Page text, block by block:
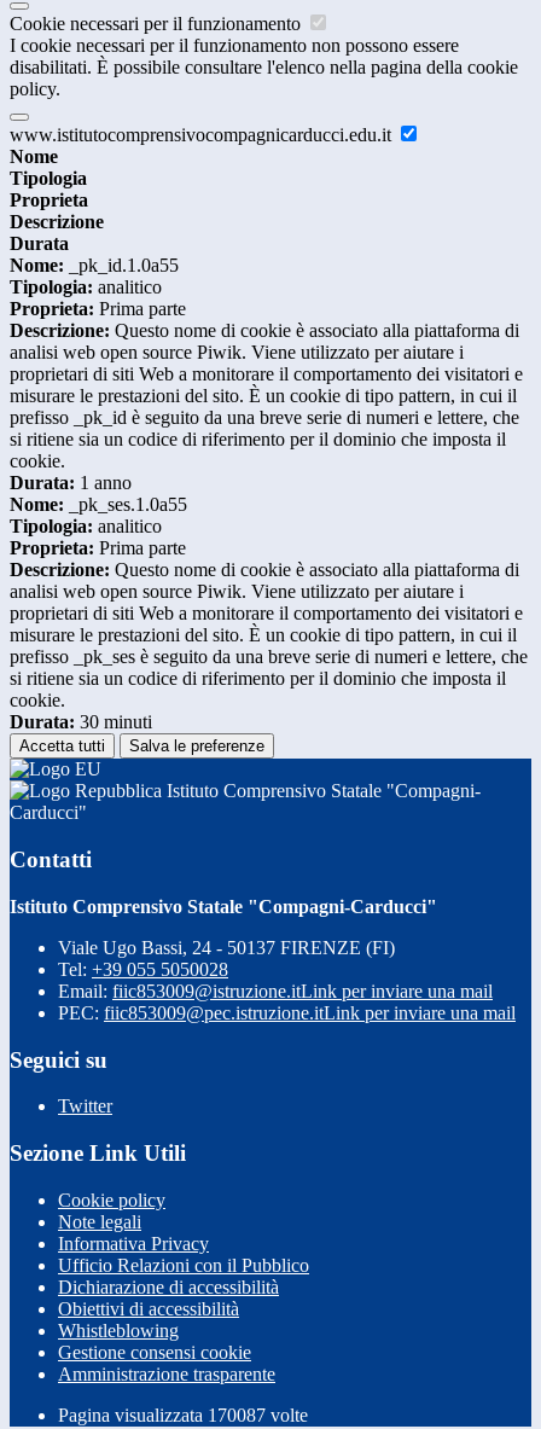
Cookie necessari per il funzionamento
I cookie necessari per il funzionamento non possono essere
disabilitati. È possibile consultare l'elenco nella pagina della cookie
policy.
www.istitutocomprensivocompagnicarducci.edu.it
Nome
Tipologia
Proprieta
Descrizione
Durata
Nome: _pk_id.1.0a55
Tipologia: analitico
Proprieta: Prima parte
Descrizione: Questo nome di cookie è associato alla piattaforma di
analisi web open source Piwik. Viene utilizzato per aiutare i
proprietari di siti Web a monitorare il comportamento dei visitatori e
misurare le prestazioni del sito. È un cookie di tipo pattern, in cui il
prefisso _pk_id è seguito da una breve serie di numeri e lettere, che
si ritiene sia un codice di riferimento per il dominio che imposta il
cookie.
Durata: 1 anno
Nome: _pk_ses.1.0a55
Tipologia: analitico
Proprieta: Prima parte
Descrizione: Questo nome di cookie è associato alla piattaforma di
analisi web open source Piwik. Viene utilizzato per aiutare i
proprietari di siti Web a monitorare il comportamento dei visitatori e
misurare le prestazioni del sito. È un cookie di tipo pattern, in cui il
prefisso _pk_ses è seguito da una breve serie di numeri e lettere, che
si ritiene sia un codice di riferimento per il dominio che imposta il
cookie.
Durata: 30 minuti
Accetta tutti Salva le preferenze
Istituto Comprensivo Statale "Compagni-
Carducci"
Contatti
Istituto Comprensivo Statale "Compagni-Carducci"
Viale Ugo Bassi, 24 - 50137 FIRENZE (FI)
Tel: +39 055 5050028
Email: fiic853009@istruzione.itLink per inviare una mail
PEC: fiic853009@pec.istruzione.itLink per inviare una mail
Seguici su
Twitter
Sezione Link Utili
Cookie policy
Note legali
Informativa Privacy
Ufficio Relazioni con il Pubblico
Dichiarazione di accessibilità
Obiettivi di accessibilità
Whistleblowing
Gestione consensi cookie
Amministrazione trasparente
Pagina visualizzata 170087 volte